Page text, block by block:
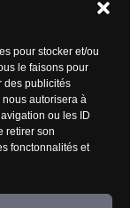
pour stocker et/ou
le faisons pour
des publicités
autorisera à
ou les ID
retirer son
fonctonnalités et